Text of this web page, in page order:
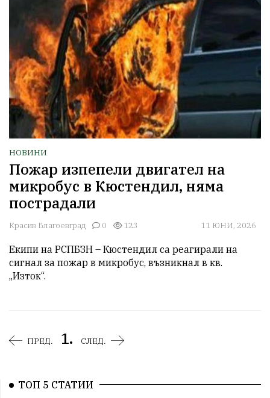
НОВИНИ
Пожар изпепели двигател на
микробус в Кюстендил, няма
пострадали
Красив Благоевград 0 123 11 ЮНИ, 2026
Екипи на РСПБЗН – Кюстендил са реагирали на
сигнал за пожар в микробус, възникнал в кв.
„Изток“.
ПРЕД. 1. СЛЕД.
ТОП 5 СТАТИИ